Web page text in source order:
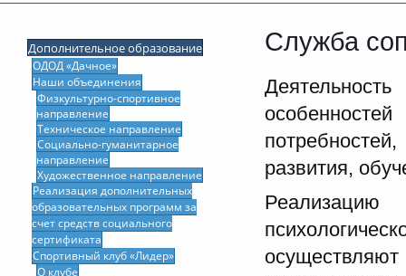
Дополнительное образование
ОДОД «Дачное»
Наши объединения
Физкультурно-спортивное
направление
Техническое направление
Социально-гуманитарное
направление
Художественное направление
Реализация дополнительных
образовательных программ за
счет средств социального
сертификата
Спортивный клуб «Лидер»
О клубе
Служба
развития,